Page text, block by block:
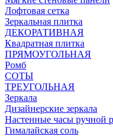
Лофтовая сетка
Зеркальная плитка
ДЕКОРАТИВНАЯ
Квадратная плитка
ПРЯМОУГОЛЬНАЯ
Ромб
СОТЫ
ТРЕУГОЛЬНАЯ
Зеркала
Дизайнерские зеркала
Настенные часы ручной
Гималайская соль